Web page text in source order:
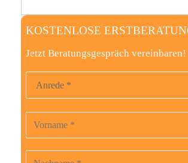
KOSTENLOSE
Jetzt Beratungsgespräch vereinbaren!
Anrede
B
t
Vorname
Nachname